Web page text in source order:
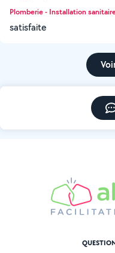
Plomberie - Installation
satisfaite